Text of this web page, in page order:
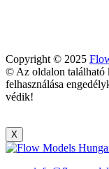
Copyright © 2025
© Az oldalon található
felhasználása
védik!
X